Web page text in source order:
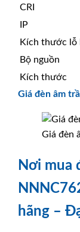
CRI
IP
Kích thước lỗ
Bộ nguồn
Kích thước
Giá đèn âm
Giá đèn
Nơi mua
hãng –